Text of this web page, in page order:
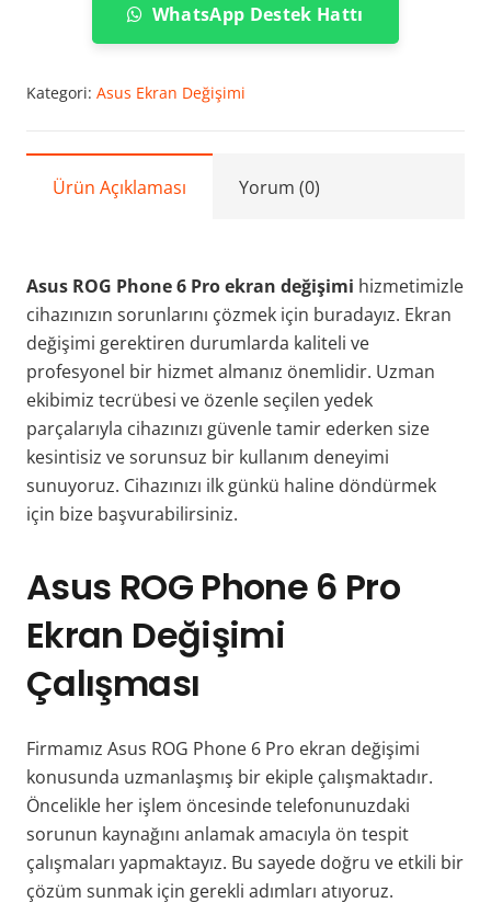
WhatsApp Destek Hattı
Kategori: Asus Ekran Değişimi
Ürün Açıklaması Yorum (0)
Asus ROG Phone 6 Pro ekran değişimi hizmetimizle
cihazınızın sorunlarını çözmek için buradayız. Ekran
değişimi gerektiren durumlarda kaliteli ve
profesyonel bir hizmet almanız önemlidir. Uzman
ekibimiz tecrübesi ve özenle seçilen yedek
parçalarıyla cihazınızı güvenle tamir ederken size
kesintisiz ve sorunsuz bir kullanım deneyimi
sunuyoruz. Cihazınızı ilk günkü haline döndürmek
için bize başvurabilirsiniz.
Asus ROG Phone 6 Pro
Ekran Değişimi
Çalışması
Firmamız Asus ROG Phone 6 Pro ekran değişimi
konusunda uzmanlaşmış bir ekiple çalışmaktadır.
Öncelikle her işlem öncesinde telefonunuzdaki
sorunun kaynağını anlamak amacıyla ön tespit
çalışmaları yapmaktayız. Bu sayede doğru ve etkili bir
çözüm sunmak için gerekli adımları atıyoruz.